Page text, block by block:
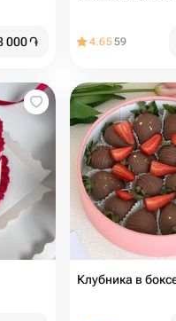
000֏ 4.6559
Клубника в